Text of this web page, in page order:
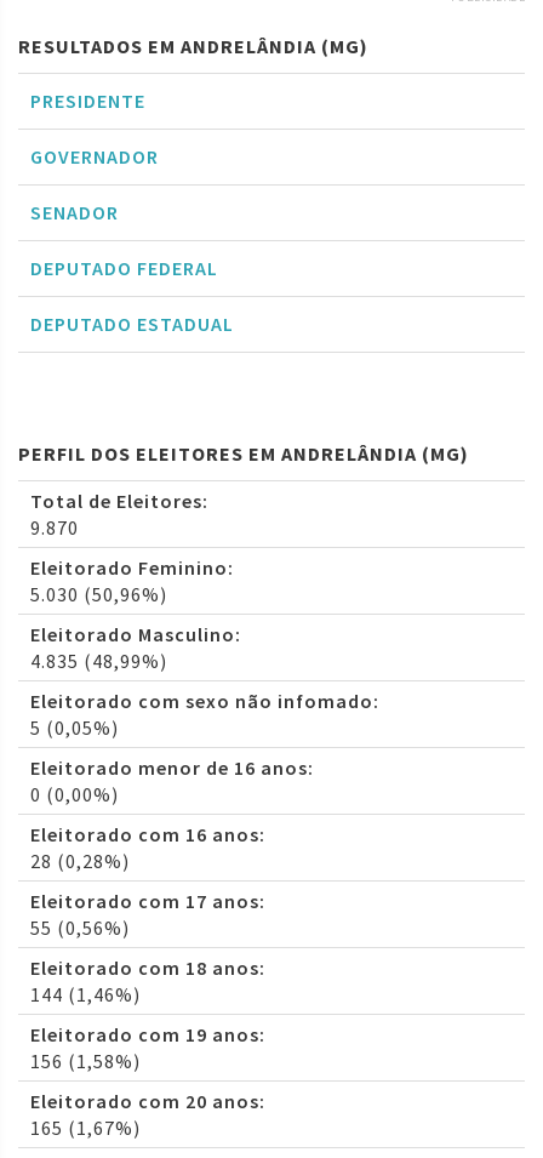
RESULTADOS EM ANDRELÂNDIA (MG)
PRESIDENTE
GOVERNADOR
SENADOR
DEPUTADO FEDERAL
DEPUTADO ESTADUAL
PERFIL DOS ELEITORES EM ANDRELÂNDIA (MG)
Total de Eleitores:
9.870
Eleitorado Feminino:
5.030 (50,96%)
Eleitorado Masculino:
4.835 (48,99%)
Eleitorado com sexo não infomado:
5 (0,05%)
Eleitorado menor de 16 anos:
0 (0,00%)
Eleitorado com 16 anos:
28 (0,28%)
Eleitorado com 17 anos:
55 (0,56%)
Eleitorado com 18 anos:
144 (1,46%)
Eleitorado com 19 anos:
156 (1,58%)
Eleitorado com 20 anos:
165 (1,67%)